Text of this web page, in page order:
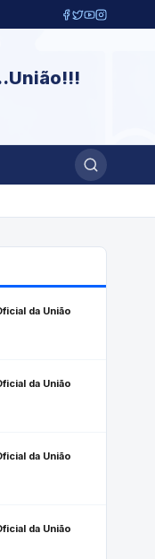
da União
da União
da União
da União